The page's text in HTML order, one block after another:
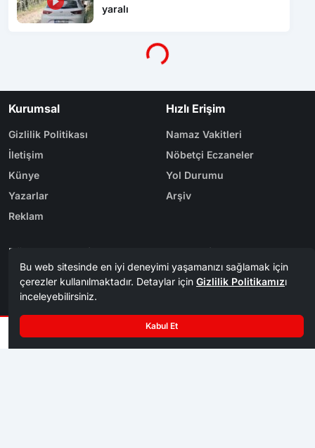
yaralı
Yükleniyor...
Kurumsal
Gizlilik Politikası
İletişim
Künye
Yazarlar
Reklam
Hızlı Erişim
Namaz Vakitleri
Nöbetçi Eczaneler
Yol Durumu
Arşiv
Bölge Haberleri
Karabük
Safranbolu
Kastamonu
Bolu
Kategoriler
Dünya
Ekonomi
Gündem